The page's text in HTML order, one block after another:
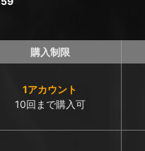
購入制限
1アカウント
10回まで購入可